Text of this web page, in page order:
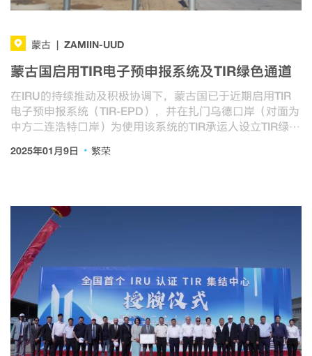
蒙古 ZAMIIN-UUD
蒙古国启用TIR电子预申报系统及TIR绿色通道
在IRU的持续推动及积极协调下，蒙古国已于近期启用TIR
电子预申报系统（TIR-EPD），并在扎门乌德口岸（对面为
中方二连浩特口岸）为使用该系统的TIR承运人设立TIR绿色
2025年01月9日 · 繁荣